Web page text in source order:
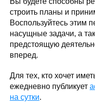
строить планы и
Воспользуйтесь этим
насущные задачи, а
предстоящую
вперед.
Для тех, кто хочет
ежедневно публикует
на сутки.